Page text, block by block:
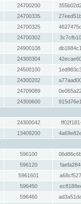
24700200
24700335
24700325
24700302
24900108
24300304
24500100
24300202
24709089
24300600
24300042
13409200
596100
596120
5961601
596450
596460